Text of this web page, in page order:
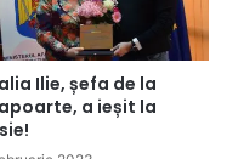
Ilie, șefa de la
a ieșit la